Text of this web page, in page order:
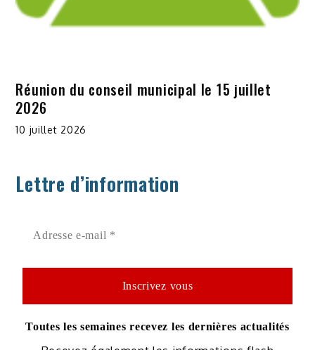
Réunion du conseil municipal le 15 juillet
2026
10 juillet 2026
Lettre d’information
Toutes les semaines recevez les dernières actualités